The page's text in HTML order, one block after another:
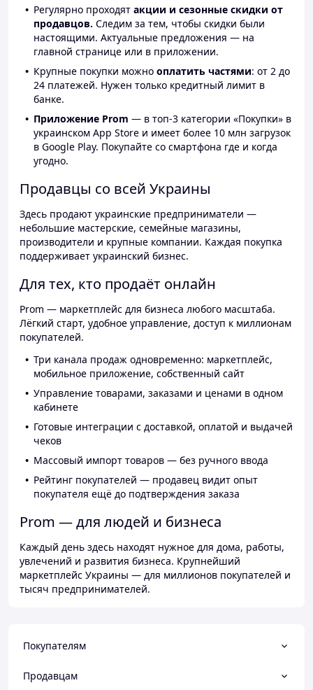
Регулярно проходят акции и сезонные скидки от
продавцов. Следим за тем, чтобы скидки были
настоящими. Актуальные предложения — на
главной странице или в приложении.
Крупные покупки можно оплатить частями: от 2 до
24 платежей. Нужен только кредитный лимит в
банке.
Приложение Prom — в топ-3 категории «Покупки» в
украинском App Store и имеет более 10 млн загрузок
в Google Play. Покупайте со смартфона где и когда
угодно.
Продавцы со всей Украины
Здесь продают украинские предприниматели —
небольшие мастерские, семейные магазины,
производители и крупные компании. Каждая покупка
поддерживает украинский бизнес.
Для тех, кто продаёт онлайн
Prom — маркетплейс для бизнеса любого масштаба.
Лёгкий старт, удобное управление, доступ к миллионам
покупателей.
Три канала продаж одновременно: маркетплейс,
мобильное приложение, собственный сайт
Управление товарами, заказами и ценами в одном
кабинете
Готовые интеграции с доставкой, оплатой и выдачей
чеков
Массовый импорт товаров — без ручного ввода
Рейтинг покупателей — продавец видит опыт
покупателя ещё до подтверждения заказа
Prom — для людей и бизнеса
Каждый день здесь находят нужное для дома, работы,
увлечений и развития бизнеса. Крупнейший
маркетплейс Украины — для миллионов покупателей и
тысяч предпринимателей.
Покупателям
Продавцам